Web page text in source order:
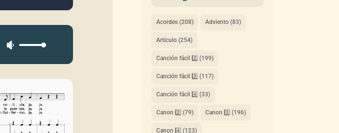
Utiliza
flecha
arriba/abajo
para
Acordes(208) Adviento(83)
Artículo(254)
Canción fácil 2️⃣ (199)
Canción fácil 3️⃣ (117)
Canción fácil 4️⃣ (33)
Canon 2️⃣ (79) Canon 3️⃣ (196)
Canon 4️⃣ (123)